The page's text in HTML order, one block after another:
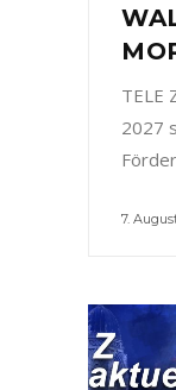
TELE
2027
7.